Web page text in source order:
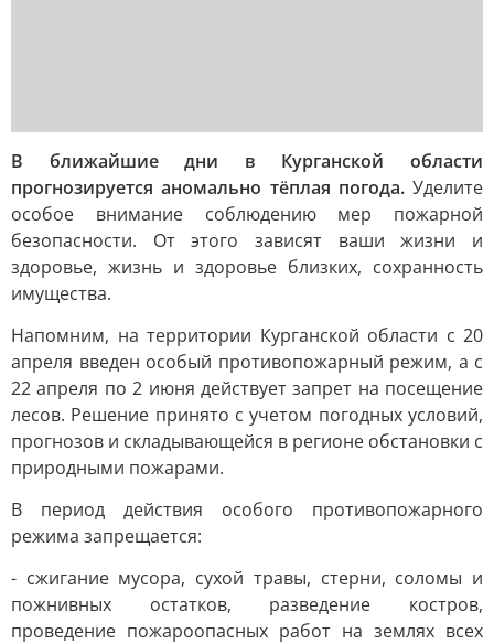
В ближайшие дни в Курганской области
прогнозируется аномально тёплая погода.Уделите
особое внимание соблюдению мер пожарной
безопасности. От этого зависят ваши жизни и
здоровье, жизнь и здоровье близких, сохранность
имущества.
Напомним, на территории Курганской области с 20
апреля введен особый противопожарный режим, а с
22 апреля по 2 июня действует запрет на посещение
лесов. Решение принято с учетом погодных условий,
прогнозов и складывающейся в регионе обстановки с
природными пожарами.
В период действия особого противопожарного
режима запрещается:
- сжигание мусора, сухой травы, стерни, соломы и
пожнивных остатков, разведение костров,
проведение пожароопасных работ на землях всех